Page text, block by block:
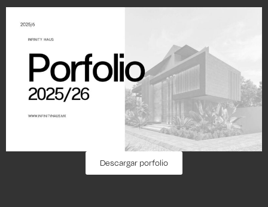
Descargar porfolio